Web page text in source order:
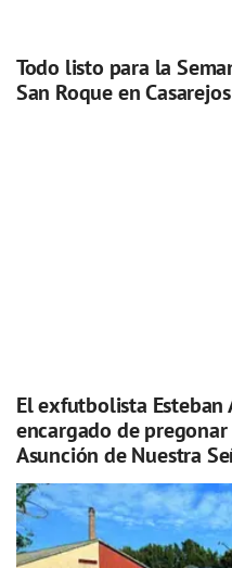
Todo listo para la
San Roque en Casarejos
El exfutbolista Esteban
encargado de
Asunción de Nuestra